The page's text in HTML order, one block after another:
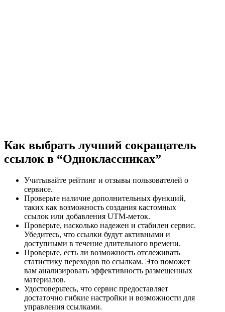
Как выбрать лучший сокращатель
ссылок в “Одноклассниках”
Учитывайте рейтинг и отзывы пользователей о
сервисе.
Проверьте наличие дополнительных функций,
таких как возможность создания кастомных
ссылок или добавления UTM-меток.
Проверьте, насколько надежен и стабилен сервис.
Убедитесь, что ссылки будут активными и
доступными в течение длительного времени.
Проверьте, есть ли возможность отслеживать
статистику переходов по ссылкам. Это поможет
вам анализировать эффективность размещенных
материалов.
Удостоверьтесь, что сервис предоставляет
достаточно гибкие настройки и возможности для
управления ссылками.